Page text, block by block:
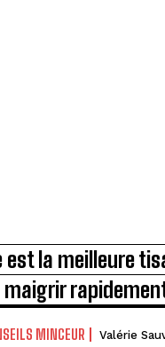
est la meilleure
maigrir
MINCEUR Valérie